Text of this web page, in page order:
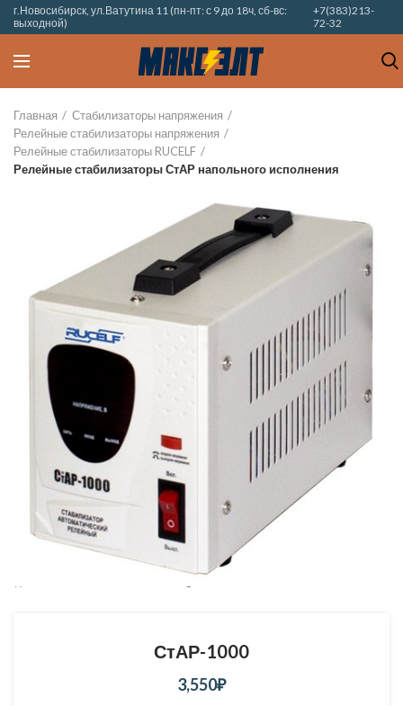
г.Новосибирск, ул.Ватутина 11 (пн-пт: с 9 до 18ч, сб-вс:
выходной)
+7(383)213-
72-32
Главная
Стабилизаторы напряжения
Релейные стабилизаторы напряжения
Релейные стабилизаторы RUCELF
Релейные стабилизаторы СтАР напольного исполнения
СтАР-1000
3,550₽